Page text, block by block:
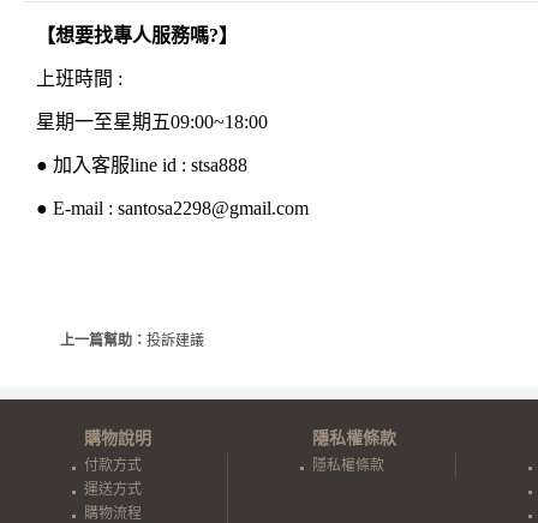
【想要找專人服務嗎?】
上班時間 :
星期一至星期五09:00~18:00
● 加入客服line id : stsa888
● E-mail : santosa2298@gmail.com
上一篇幫助： 投訴建議
購物說明
付款方式
運送方式
購物流程
隱私權條款
隱私權條款